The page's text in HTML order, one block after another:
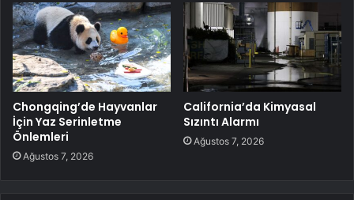
Chongqing’de Hayvanlar
İçin Yaz Serinletme
Önlemleri
Ağustos 7, 2026
California’da Kimyasal
Sızıntı Alarmı
Ağustos 7, 2026